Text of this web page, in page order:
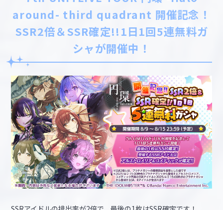
around- third quadrant 開催記念！
SSR2倍＆SSR確定!!1日1回5連無料ガ
シャが開催中！